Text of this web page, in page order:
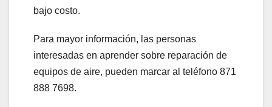
bajo costo.
Para mayor información, las personas
interesadas en aprender sobre reparación de
equipos de aire, pueden marcar al teléfono 871
888 7698.